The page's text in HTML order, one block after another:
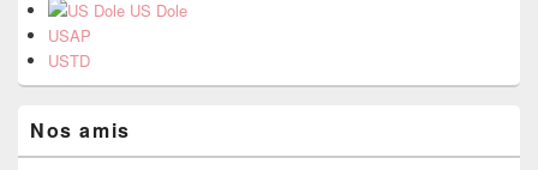
US Dole
USAP
USTD
Nos amis